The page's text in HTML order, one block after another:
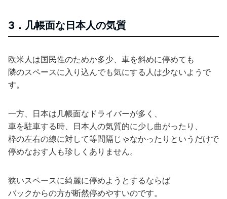
3．几帳面な日本人の気質
欧米人は国民性のためか多少、車を斜めに停めても
隣のスペースに入り込んでも気にする人は少ないようで
す。
一方、日本は几帳面なドライバーが多く、
車を駐車する時、日本人の気質的に少し曲がったり、
枠の左右の線に対して等間隔じゃなかったりというだけで
停めなおす人も珍しくありません。
狭いスペースに綺麗に停めようとするならば
バックからの方が断然停めやすいのです。